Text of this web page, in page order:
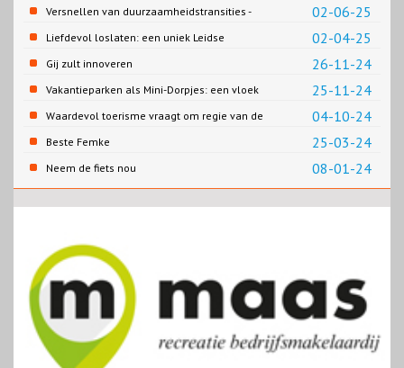
02-06-25
Versnellen van duurzaamheidstransities -
het SPRONG project
02-04-25
Liefdevol loslaten: een uniek Leidse
samenwerking
26-11-24
Gij zult innoveren
25-11-24
Vakantieparken als Mini-Dorpjes: een vloek
of een zegen?
04-10-24
Waardevol toerisme vraagt om regie van de
overheid
25-03-24
Beste Femke
08-01-24
Neem de fiets nou